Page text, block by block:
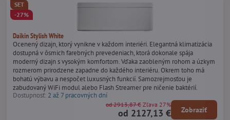
Daikin Stylish White
SET
-27%
Ocenený dizajn, ktorý vynikne v každom interiéri. Elegantná klimatizácia
dostupná v ôsmich farebných prevedeniach, ktorá dokonale spája
moderný dizajn s vysokým komfortom. Vďaka zaobleným rohom a úzkym
rozmerom prirodzene zapadne do každého interiéru. Okrem toho má
bohatú výbavu a nespočet luxusných funkcií. Samozrejmosťou je
zabudovaný WiFi modul alebo Flash Streamer pre ničenie baktérií.
Dostupnosť: 2 až 7 pracovných dní
od 2127,13 €
od 2913,87 € Zľava 27%
Zobraziť